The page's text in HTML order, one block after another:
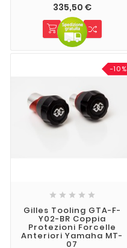
335,50 €
-10%
    
Gilles Tooling GTA-F-
Y02-BR Coppia
Protezioni Forcelle
Anteriori Yamaha MT-
07